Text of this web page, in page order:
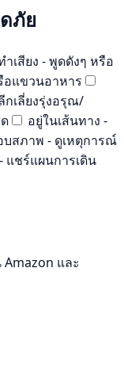
ภัย
ำเสียง - พูดดังๆ หรือ
อแขวนอาหาร
กเลี่ยงรุ่งอรุณ/
อยู่ในเส้นทาง -
บสภาพ - ดูเหตุการณ์
แชร์แผนการเดิน
และ